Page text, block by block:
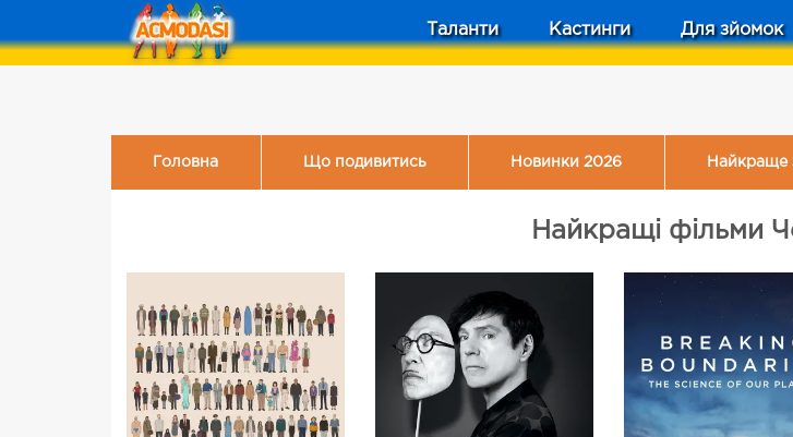
Таланти Кастинги Для зйомок
Головна Що подивитись Новинки 2026 Найкраще
Найкращі фільми